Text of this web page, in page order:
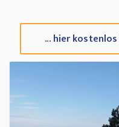
... hier